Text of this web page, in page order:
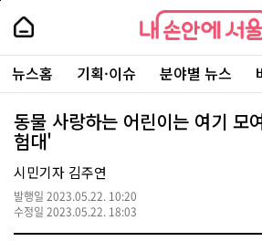
본
로
가
내
손
안
에
서
울
-
서
울
시
대
표
소
통
포
내
손
에
울
주
요
서
뉴스홈 기획·이슈 분야별 뉴스
동물 사랑하는 어린이는 여기 모
험대'
시민기자 김주연
발행일 2023.05.22. 10:20
수정일 2023.05.22. 18:03
페
상
단
로